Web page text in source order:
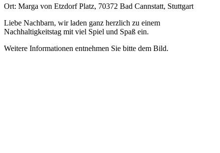
Ort: Marga von Etzdorf Platz, 70372 Bad Cannstatt, Stuttgart
Liebe Nachbarn, wir laden ganz herzlich zu einem
Nachhaltigkeitstag mit viel Spiel und Spaß ein.
Weitere Informationen entnehmen Sie bitte dem Bild.